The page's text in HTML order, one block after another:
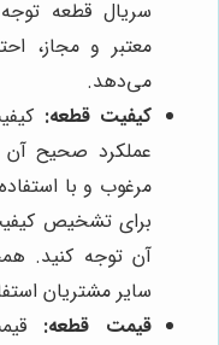
سریال قطعه
معتبر و مجاز،
می‌دهد.
کیفیت قطعه:
عملکرد صحیح آن
مرغوب و با
برای تشخیص
آن توجه کنید.
سایر مشتریان
قیمت قطعه: